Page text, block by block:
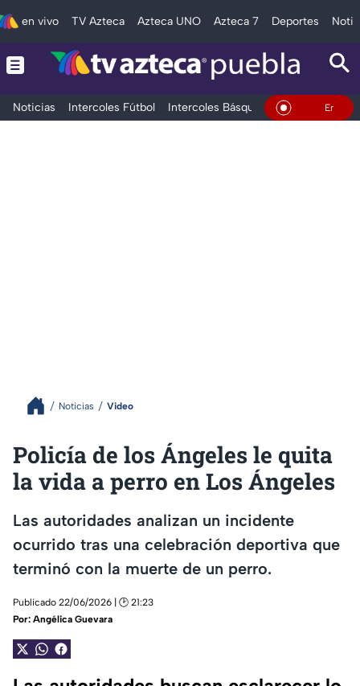
en vivo TV Azteca Azteca UNO Azteca 7 Deportes
Noticias Intercoles Fútbol Intercoles Básquetbol Deportes
En Vivo
Noticias Video
Policía de los Ángeles le quita
la vida a perro en Los Ángeles
Las autoridades analizan un incidente
ocurrido tras una celebración deportiva que
terminó con la muerte de un perro.
Publicado 22/06/2026 | 🕑 21:23
Por: Angélica Guevara